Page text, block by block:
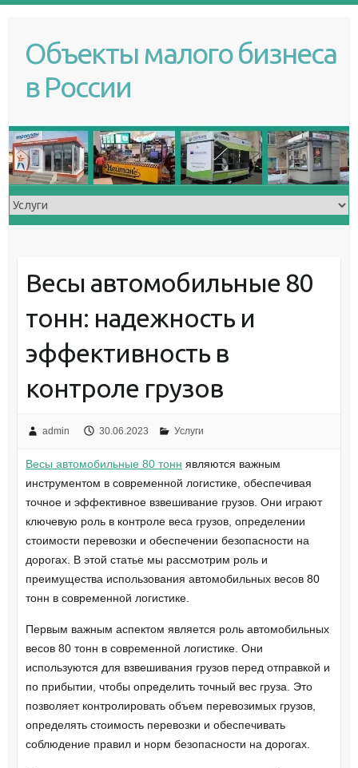
Объекты малого бизнеса
в России
Весы автомобильные 80
тонн: надежность и
эффективность в
контроле грузов
admin 30.06.2023 Услуги
Весы автомобильные 80 тонн являются важным
инструментом в современной логистике, обеспечивая
точное и эффективное взвешивание грузов. Они играют
ключевую роль в контроле веса грузов, определении
стоимости перевозки и обеспечении безопасности на
дорогах. В этой статье мы рассмотрим роль и
преимущества использования автомобильных весов 80
тонн в современной логистике.
Первым важным аспектом является роль автомобильных
весов 80 тонн в современной логистике. Они
используются для взвешивания грузов перед отправкой и
по прибытии, чтобы определить точный вес груза. Это
позволяет контролировать объем перевозимых грузов,
определять стоимость перевозки и обеспечивать
соблюдение правил и норм безопасности на дорогах.